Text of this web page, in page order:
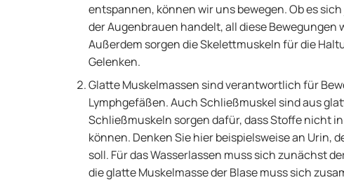
entspannen, können wir uns bewegen. Ob es
der Augenbrauen handelt, all diese
Außerdem sorgen die Skelettmuskeln für die
Gelenken.
Glatte Muskelmassen sind verantwortlich für
Lymphgefäßen. Auch Schließmuskel sind aus
Schließmuskeln sorgen dafür, dass Stoffe nicht
können. Denken Sie hier beispielsweise an Urin,
soll. Für das Wasserlassen muss sich zunächst
die glatte Muskelmasse der Blase muss sich